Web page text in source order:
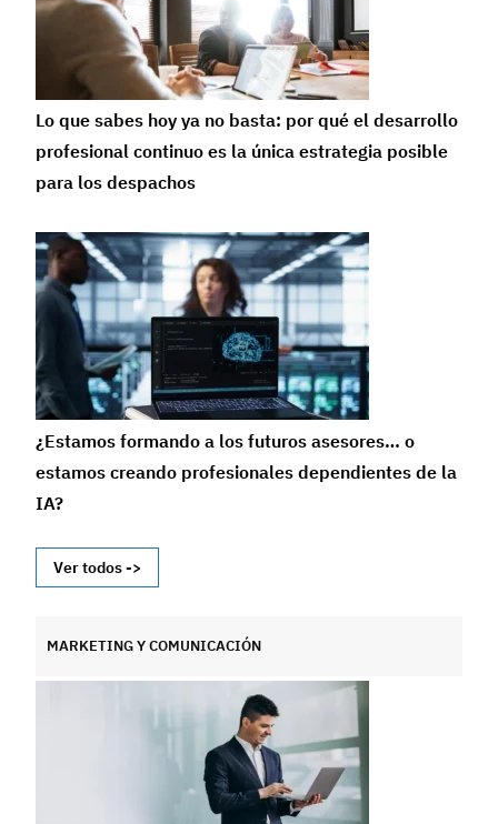
Lo que sabes hoy ya no basta: por qué el desarrollo
profesional continuo es la única estrategia posible
para los despachos
¿Estamos formando a los futuros asesores… o
estamos creando profesionales dependientes de la
IA?
Ver todos ->
MARKETING Y COMUNICACIÓN